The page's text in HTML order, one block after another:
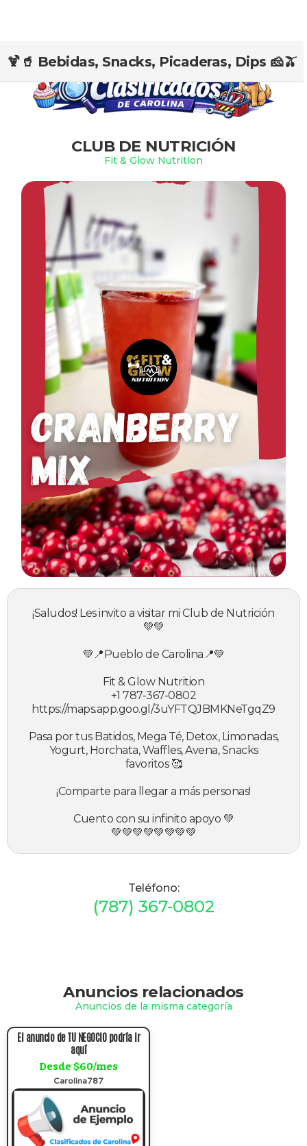
🍹🥤 Bebidas, Snacks, Picaderas, Dips 🧀🫒
CLUB DE NUTRICIÓN
Fit & Glow Nutrition
¡Saludos! Les invito a visitar mi Club de Nutrición
💚💚
💚📍Pueblo de Carolina📍💚
Fit & Glow Nutrition
+1 787-367-0802
https://maps.app.goo.gl/3uYFTQJBMKNeTgqZ9
Pasa por tus Batidos, Mega Té, Detox, Limonadas,
Yogurt, Horchata, Waffles, Avena, Snacks
favoritos 🥰
¡Comparte para llegar a más personas!
Cuento con su infinito apoyo 💚
💚💚💚💚💚💚💚💚
Teléfono:
(787) 367-0802
Anuncios relacionados
Anuncios de la misma categoría
El anuncio de TU NEGOCIO podría ir
aquí
Desde $60/mes
Carolina787